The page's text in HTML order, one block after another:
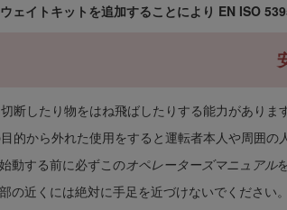
ェイトキットを追加することにより EN ISO
断したり物をはね飛ばしたりする能力があり
的から外れた使用をすると運転者本人や周囲の
動する前に必ずこのオペレーターズマニュアル
の近くには絶対に手足を近づけないでください。